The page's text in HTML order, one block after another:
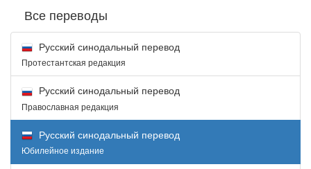
Все переводы
Русский синодальный перевод
Протестантская редакция
Русский синодальный перевод
Православная редакция
Русский синодальный перевод
Юбилейное издание